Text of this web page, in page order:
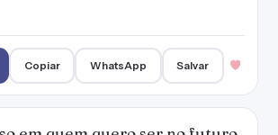
Copiar WhatsApp Salvar